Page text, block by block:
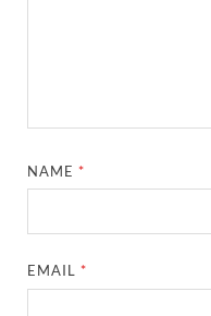
NAME*
EMAIL*